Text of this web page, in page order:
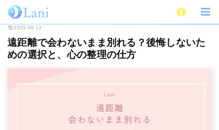
ホーム 恋愛 遠距離で会わないまま別れる？後悔しないための選択と、心
2025.08.12
遠距離で会わないまま別れる？後悔しないた
めの選択と、心の整理の仕方